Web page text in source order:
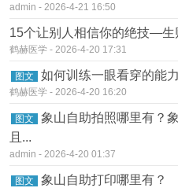
admin - 2026-4-21 16:50
15个让别人相信你的绝技—生
鹤赫医学 - 2026-4-20 17:31
图文 如何训练一眼看穿的能
鹤赫医学 - 2026-4-20 16:20
图文
象山自助拍照哪里有？
且...
admin - 2026-4-20 01:37
图文 象山自助打印哪里有？